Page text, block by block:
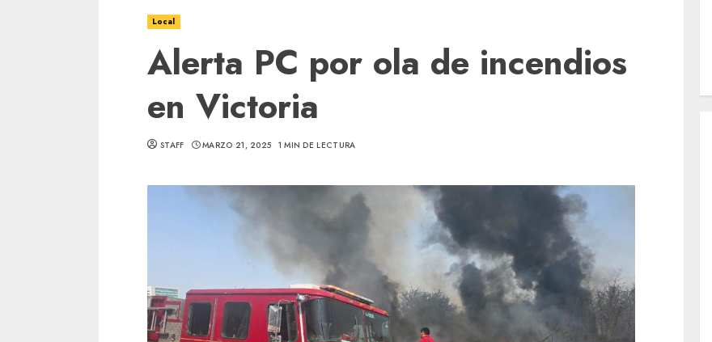
Local
Alerta PC por ola de incendios
en Victoria
STAFF MARZO 21, 2025 1 MIN DE LECTURA